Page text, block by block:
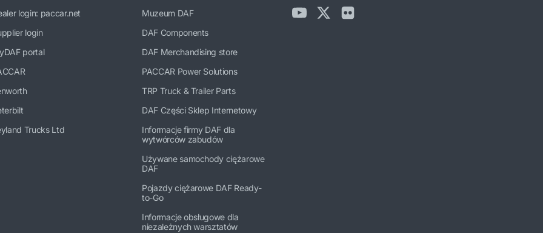
login: paccar.net
login
portal
Trucks Ltd
Muzeum DAF
DAF Components
DAF Merchandising store
PACCAR Power Solutions
TRP Truck & Trailer Parts
DAF Części Sklep Internetowy
Informacje firmy DAF dla
wytwórców zabudów
Używane samochody ciężarowe
DAF
Pojazdy ciężarowe DAF Ready-
to-Go
Informacje obsługowe dla
niezależnych warsztatów